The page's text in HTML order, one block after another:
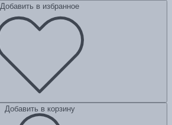
Добавить в избранное
Добавить в корзину